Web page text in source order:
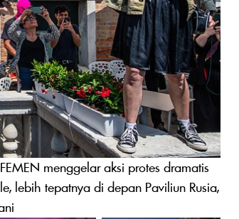
menggelar aksi protes dramatis
lebih tepatnya di depan Paviliun Rusia,